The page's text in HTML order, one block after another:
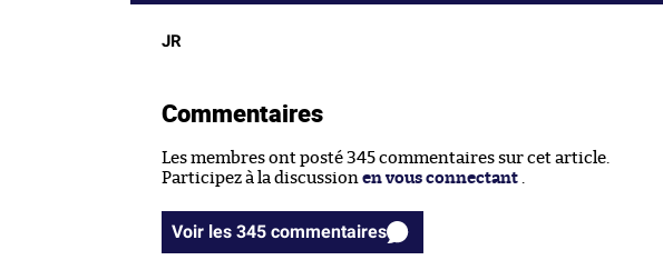
JR
Commentaires
Les membres ont posté 345 commentaires sur cet article.
Participez à la discussion en vous connectant .
Voir les 345 commentaires